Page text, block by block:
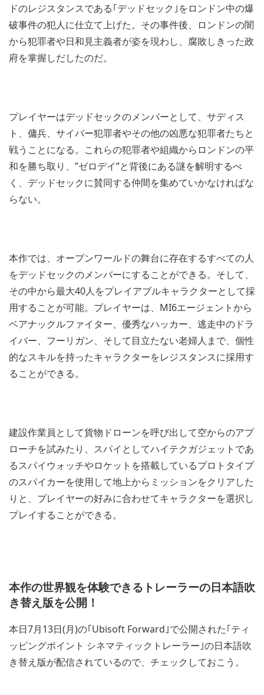
ドのレジスタンスである｢デッドセック｣をロンドン中の爆
破事件の犯人に仕立て上げた。その事件後、ロンドンの闇
から犯罪者や日和見主義者が姿を現わし、腐敗しきった政
府を掌握しだしたのだ。
プレイヤーはデッドセックのメンバーとして、サディス
ト、傭兵、サイバー犯罪者やその他の凶悪な犯罪者たちと
戦うことになる。これらの犯罪者や組織からロンドンの平
和を勝ち取り、”ゼロデイ”と背後にある謎を解明するべ
く、デッドセックに賛同する仲間を集めていかなければな
らない。
本作では、オープンワールドの舞台に存在するすべての人
をデッドセックのメンバーにすることができる。そして、
その中から最大40人をプレイアブルキャラクターとして採
用することが可能。プレイヤーは、MI6エージェントから
ベアナックルファイター、優秀なハッカー、逃走中のドラ
イバー、フーリガン、そして目立たない老婦人まで、個性
的なスキルを持ったキャラクターをレジスタンスに採用す
ることができる。
建設作業員として貨物ドローンを呼び出して空からのアプ
ローチを試みたり、スパイとしてハイテクガジェットであ
るスパイウォッチやロケットを搭載しているプロトタイプ
のスパイカーを使用して地上からミッションをクリアした
りと、プレイヤーの好みに合わせてキャラクターを選択し
プレイすることができる。
本作の世界観を体験できるトレーラーの日本語吹
き替え版を公開！
本日7月13日(月)の｢Ubisoft Forward｣で公開された｢ティ
ッピングポイント シネマティックトレーラー｣の日本語吹
き替え版が配信されているので、チェックしておこう。